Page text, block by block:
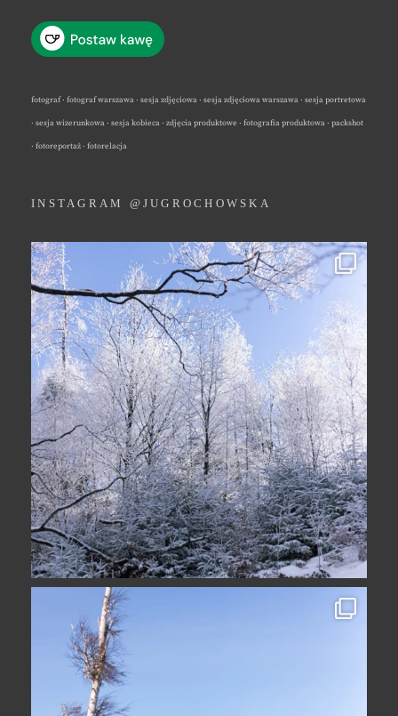
fotograf · fotograf warszawa · sesja zdjęciowa · sesja zdjęciowa warszawa · sesja portretowa
· sesja wizerunkowa · sesja kobieca · zdjęcia produktowe · fotografia produktowa · packshot
· fotoreportaż · fotorelacja
INSTAGRAM @JUGROCHOWSKA